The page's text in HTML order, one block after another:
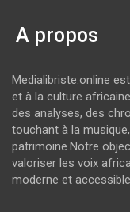
A propos
Medialibriste.online
et à la culture
des analyses, des
touchant à la
patrimoine.Notre
valoriser les voix
moderne et